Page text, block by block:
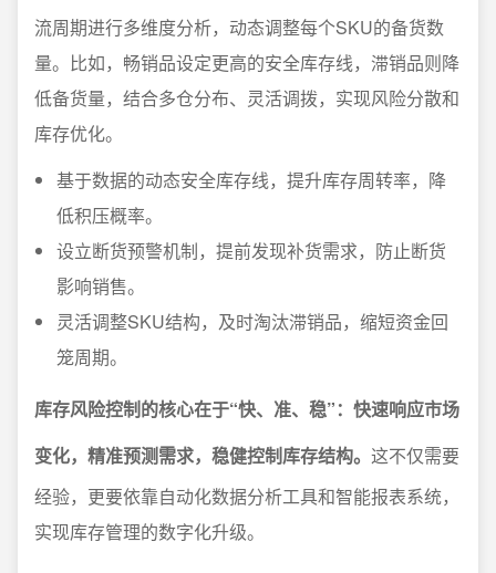
流周期进行多维度分析，动态调整每个SKU的备货数
量。比如，畅销品设定更高的安全库存线，滞销品则降
低备货量，结合多仓分布、灵活调拨，实现风险分散和
库存优化。
基于数据的动态安全库存线，提升库存周转率，降
低积压概率。
设立断货预警机制，提前发现补货需求，防止断货
影响销售。
灵活调整SKU结构，及时淘汰滞销品，缩短资金回
笼周期。
库存风险控制的核心在于“快、准、稳”：快速响应市场
变化，精准预测需求，稳健控制库存结构。 这不仅需要
经验，更要依靠自动化数据分析工具和智能报表系统，
实现库存管理的数字化升级。